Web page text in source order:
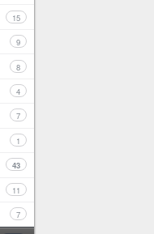
15
9
8
4
7
1
43
11
7